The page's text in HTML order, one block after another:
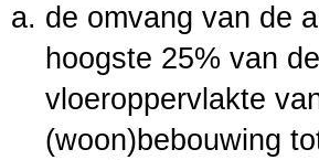
de omvang van de
hoogste 25% van
vloeroppervlakte
(woon)bebouwing